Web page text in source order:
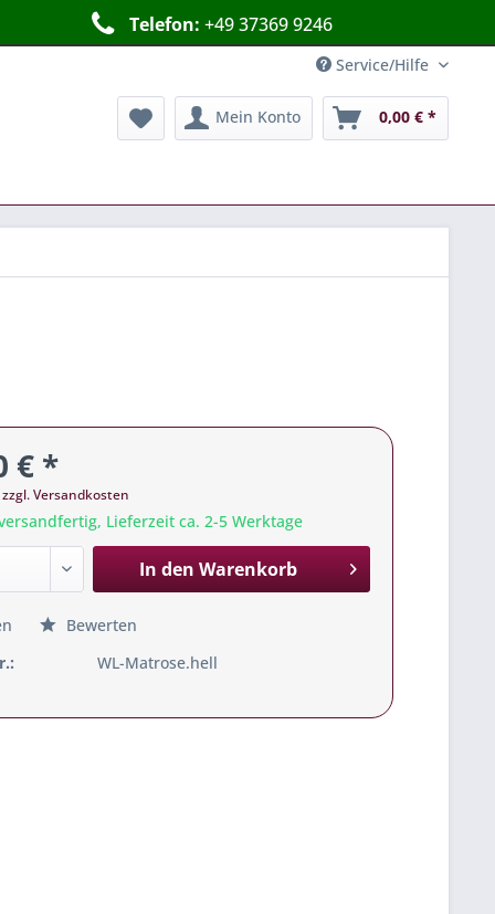
Telefon: +49 37369 9246
Service/Hilfe
Mein Konto 0,00 € *
€ *
zzgl. Versandkosten
Lieferzeit ca. 2-5 Werktage
In den Warenkorb
Bewerten
WL-Matrose.hell